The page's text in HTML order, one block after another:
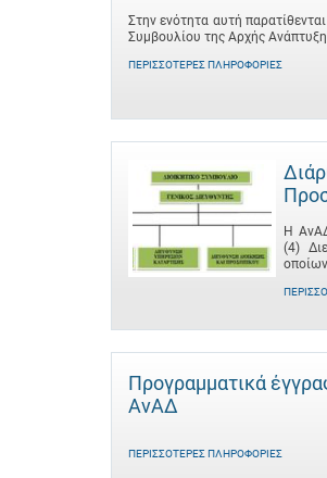
Στην ενότητα αυτή
Συμβουλίου της Αρχής
ΠΕΡΙΣΣΌΤΕΡΕΣ ΠΛΗΡΟΦΟΡΊΕΣ
Η
(4)
Προγραμματικά
ΑνΑΔ
ΠΕΡΙΣΣΌΤΕΡΕΣ ΠΛΗΡΟΦΟΡΊΕΣ